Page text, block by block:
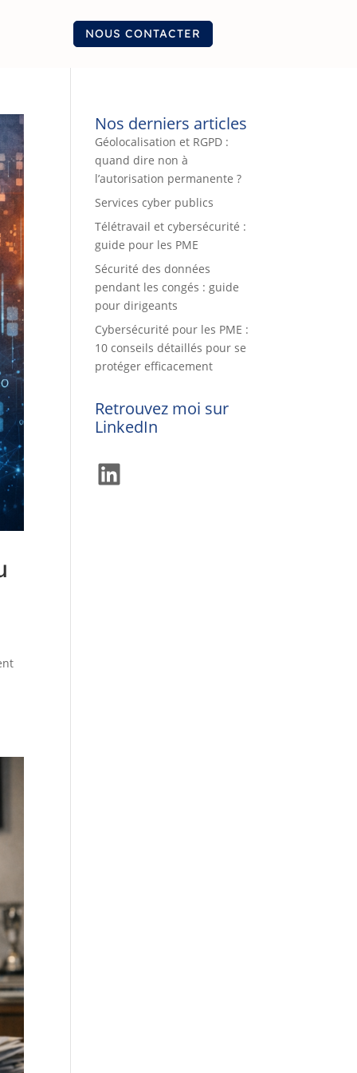
NOUS CONTACTER
Nos derniers articles
Géolocalisation et RGPD :
quand dire non à
l’autorisation permanente ?
Services cyber publics
Télétravail et cybersécurité :
guide pour les PME
Sécurité des données
pendant les congés : guide
pour dirigeants
Cybersécurité pour les PME :
10 conseils détaillés pour se
protéger efficacement
Retrouvez moi sur
LinkedIn
LinkedIn